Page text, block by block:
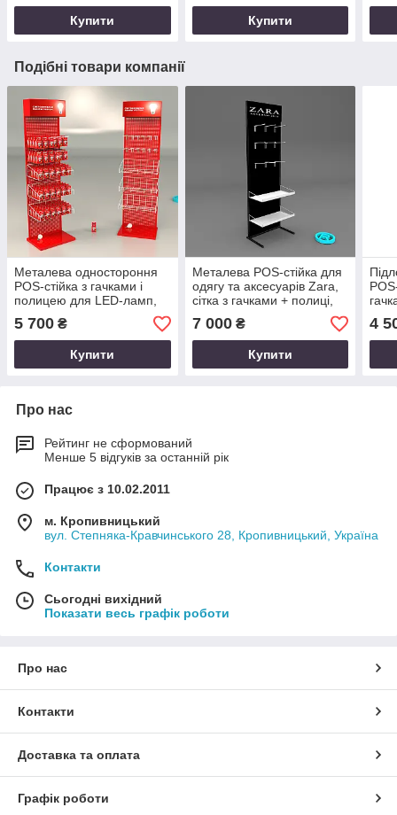
Купити Купити
Подібні товари компанії
Металева одностороння
POS-стійка з гачками і
полицею для LED-ламп,
замовлення оптом
5 700 ₴
Купити
Металева POS-стійка для
одягу та аксесуарів Zara,
сітка з гачками + полиці,
7 000₴
Купити
4
Про нас
Рейтинг не сформований
Менше 5 відгуків за останній рік
Працює з 10.02.2011
м. Кропивницький
вул. Степняка-Кравчинського 28, Кропивницький, Україна
Контакти
Сьогодні вихідний
Показати весь графік роботи
Про нас
Контакти
Доставка та оплата
Графік роботи